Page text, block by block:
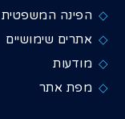
הפינה המשפטית
אתרים שימושיים
מודעות
מפת אתר